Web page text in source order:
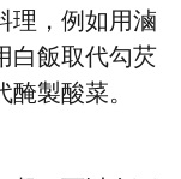
理，例如用滷
白飯取代勾芡
製酸菜。